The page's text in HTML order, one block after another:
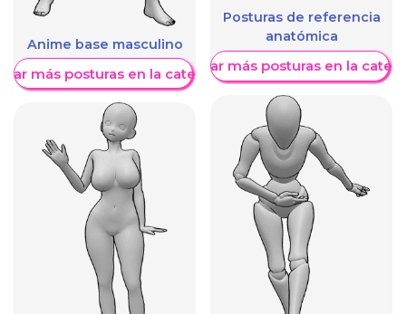
Anime base masculino
más posturas en la categoría
Posturas de referencia
anatómica
Mostrar más posturas en la